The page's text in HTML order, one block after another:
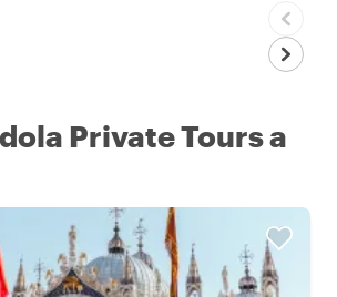
Private Tours a